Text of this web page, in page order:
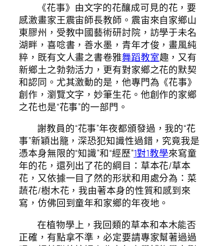
《花事》由文字的花釀成可見的花，要
感激畫家王震宙師長教師。震宙來自家鄉山
東膠州，受教中國藝術研討院，訪學于未名
湖畔，喜唸書，善水墨，青年才俊，畫風純
粹，既有文人畫之書卷雅舞蹈教室趣，又有
新鄉土之勃勃活力，更有對家鄉之花的默契
和認同。尤其激動的是，他專門為《花事》
創作，瀏覽文字，妙筆生花。他創作的家鄉
之花也是“花事”的一部門。
謝教員的“花事”年夜都頒發過，我的“花
事”新穎出籠，深恐犯知識性過錯，究竟我是
憑本身無限的“知識”和“經歷”1對1教學來寫童
年的花，還列出了花的綱目：草本花/草本
花，又依據一目了然的形狀和用處分為：菜
蔬花/樹木花，我由著本身的性質和感到來
寫，仿佛回到童年和家鄉的年夜地。
在植物學上，我回類的草本和本木能否
正確，有點拿不準，必定要請專家幫著過過